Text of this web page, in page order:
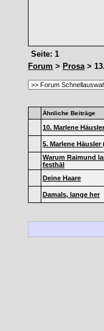
Seite: 1
Forum > Prosa>
Ähnliche Beiträge
10. Marlene
5. Marlene Häusler
Warum Raimund
festhäl
Deine Haare
Damals, lange her